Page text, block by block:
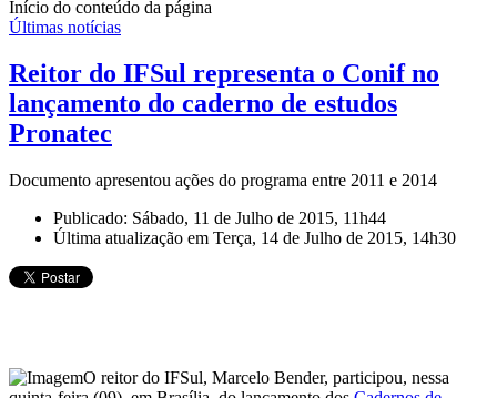
Início do conteúdo da página
Últimas notícias
Reitor do IFSul representa o Conif no
lançamento do caderno de estudos
Pronatec
Documento apresentou ações do programa entre 2011 e 2014
Publicado: Sábado, 11 de Julho de 2015, 11h44
Última atualização em Terça, 14 de Julho de 2015, 14h30
O reitor do IFSul, Marcelo Bender, participou, nessa